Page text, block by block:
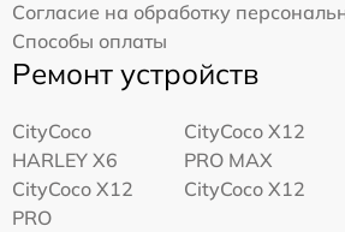
Согласие на обработку
Способы оплаты
Ремонт устройств
CityCoco
HARLEY X6
CityCoco X12
PRO MAX
CityCoco X12
PRO
CityCoco X12